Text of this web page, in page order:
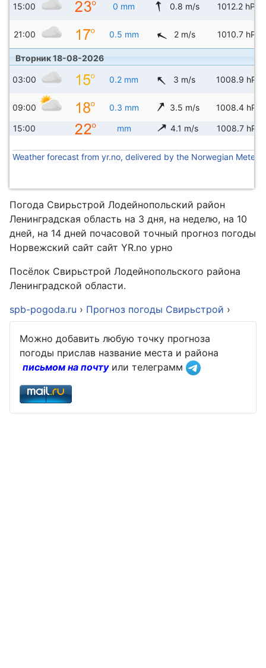
15:00 0 mm 0.8 m/s 1012.2 hPa
21:00 0.5 mm 2 m/s 1010.7 hPa
Вторник 18-08-2026
03:00 0.2 mm 3 m/s 1008.9 hPa
09:00 0.3 mm 3.5 m/s 1008.4 hPa
15:00 mm 4.1 m/s 1008.7 hPa
Weather forecast from yr.no, delivered by the Norwegian
Погода Свирьстрой Лодейнопольский район
Ленинградская область на 3 дня, на неделю, на 10
дней, на 14 дней почасовой точный прогноз погоды
Норвежский сайт сайт YR.no урно
Посёлок Свирьстрой Лодейнопольского района
Ленинградской области.
spb-pogoda.ru › Прогноз погоды Свирьстрой ›
Можно добавить любую точку прогноза
погоды прислав название места и района
письмом на почтуили телеграмм